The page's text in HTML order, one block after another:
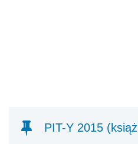
PIT-Y 2015